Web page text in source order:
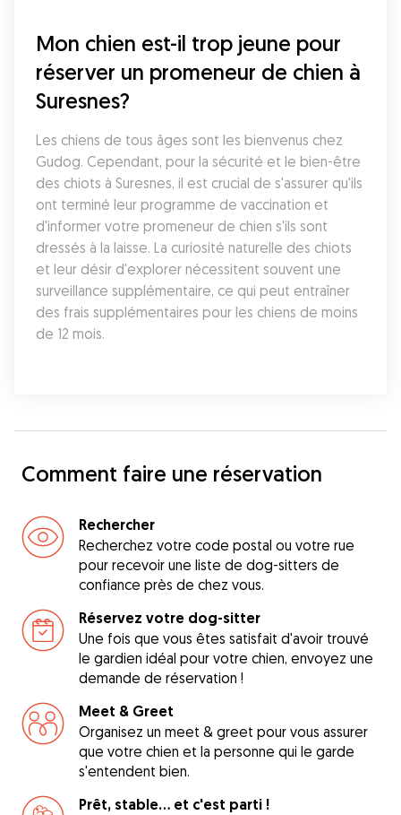
Mon chien est-il trop jeune pour
réserver un promeneur de chien à
Suresnes?
Les chiens de tous âges sont les bienvenus chez
Gudog. Cependant, pour la sécurité et le bien-être
des chiots à Suresnes, il est crucial de s'assurer qu'ils
ont terminé leur programme de vaccination et
d'informer votre promeneur de chien s'ils sont
dressés à la laisse. La curiosité naturelle des chiots
et leur désir d'explorer nécessitent souvent une
surveillance supplémentaire, ce qui peut entraîner
des frais supplémentaires pour les chiens de moins
de 12 mois.
Comment faire une réservation
Rechercher
Recherchez votre code postal ou votre rue
pour recevoir une liste de dog-sitters de
confiance près de chez vous.
Réservez votre dog-sitter
Une fois que vous êtes satisfait d'avoir trouvé
le gardien idéal pour votre chien, envoyez une
demande de réservation !
Meet & Greet
Organisez un meet & greet pour vous assurer
que votre chien et la personne qui le garde
s'entendent bien.
Prêt, stable... et c'est parti !